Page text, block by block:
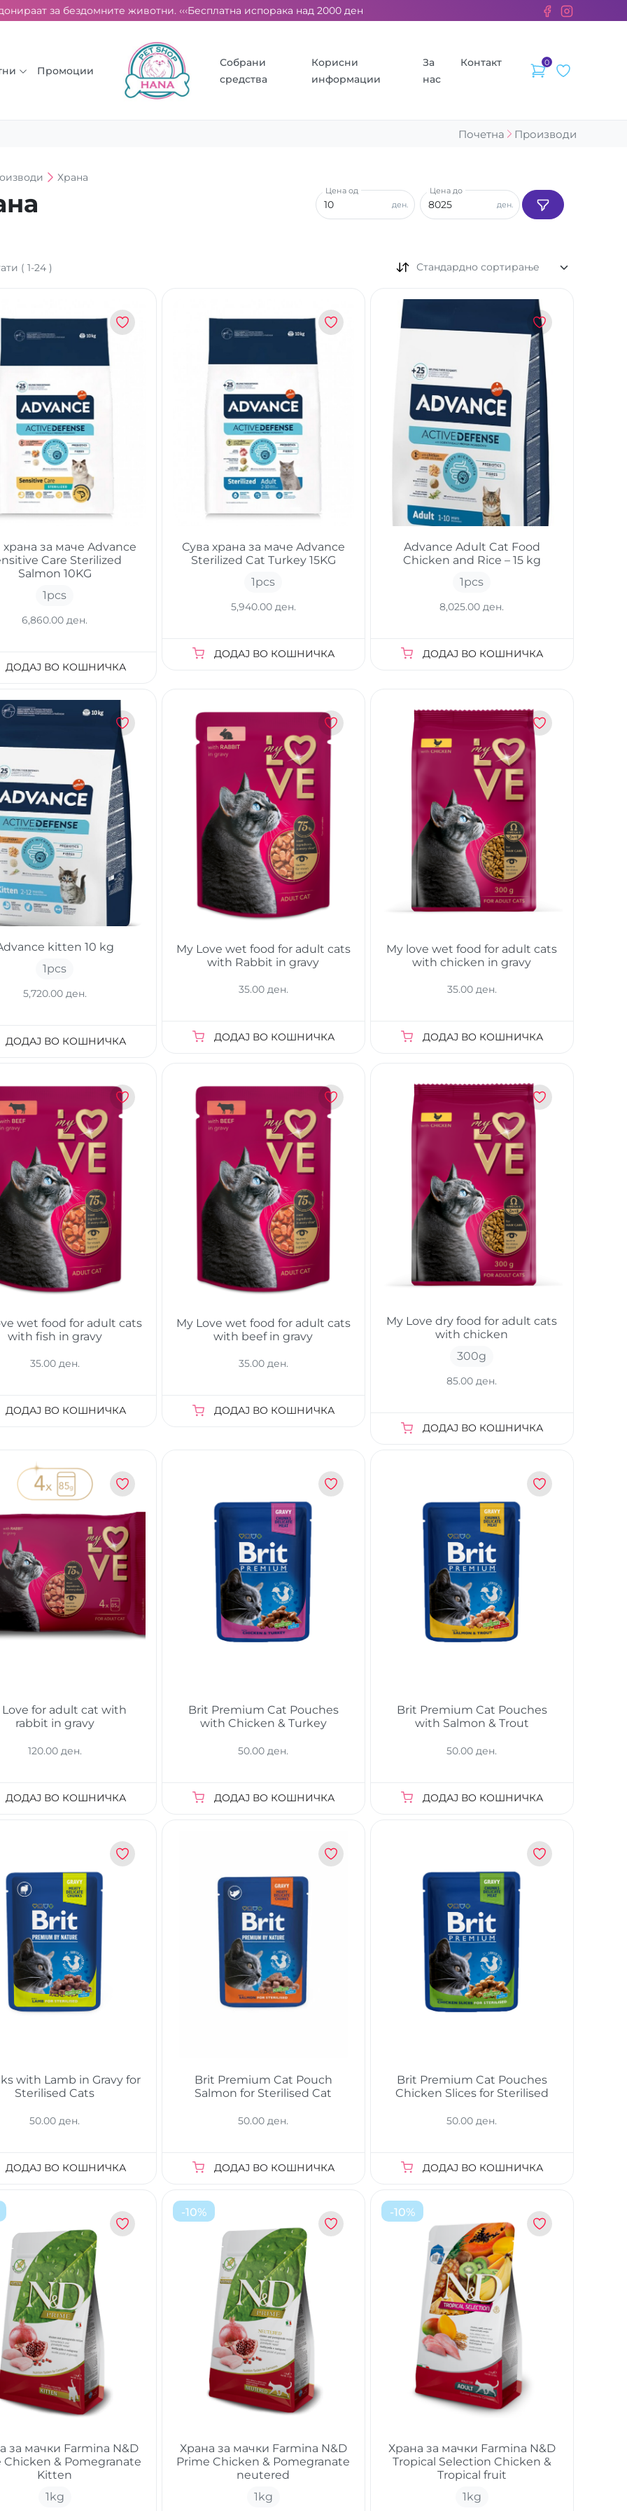
за бездомните животни. ‹‹‹Бесплатна испорака над 2000 ден. ››› 2% од секоја сметка се донираат за бездомните
Промоции
Собрани
средства
Корисни
информации
За
нас
Контакт 0
Почетна Производи
Храна
ден.
Цена од
ден.
Цена до
( 1-24) Стандардно сортирање
храна за маче Advance
Care Sterilized
Salmon 10KG
1pcs
6,860.00 ден.
ДОДАЈ ВО КОШНИЧКА
Сува храна за маче Advance
Sterilized Cat Turkey 15KG
1pcs
5,940.00 ден.
ДОДАЈ ВО КОШНИЧКА
Advance Adult Cat Food
Chicken and Rice – 15 kg
1pcs
8,025.00 ден.
ДОДАЈ ВО КОШНИЧКА
kitten 10 kg
1pcs
5,720.00 ден.
ДОДАЈ ВО КОШНИЧКА
My Love wet food for adult cats
with Rabbit in gravy
35.00 ден.
ДОДАЈ ВО КОШНИЧКА
My love wet food for adult cats
with chicken in gravy
35.00 ден.
ДОДАЈ ВО КОШНИЧКА
wet food for adult cats
with fish in gravy
35.00 ден.
ДОДАЈ ВО КОШНИЧКА
My Love wet food for adult cats
with beef in gravy
35.00 ден.
ДОДАЈ ВО КОШНИЧКА
My Love dry food for adult cats
with chicken
300g
85.00 ден.
ДОДАЈ ВО КОШНИЧКА
Love for adult cat with
rabbit in gravy
120.00 ден.
ДОДАЈ ВО КОШНИЧКА
Brit Premium Cat Pouches
with Chicken & Turkey
50.00 ден.
ДОДАЈ ВО КОШНИЧКА
Brit Premium Cat Pouches
with Salmon & Trout
50.00 ден.
ДОДАЈ ВО КОШНИЧКА
with Lamb in Gravy for
Sterilised Cats
50.00 ден.
ДОДАЈ ВО КОШНИЧКА
Brit Premium Cat Pouch
Salmon for Sterilised Cat
50.00 ден.
ДОДАЈ ВО КОШНИЧКА
Brit Premium Cat Pouches
Chicken Slices for Sterilised
50.00 ден.
ДОДАЈ ВО КОШНИЧКА
за мачки Farmina N&D
Chickеn & Pomegranate
Kitten
1kg
-10%
Храна за мачки Farmina N&D
Prime Chickеn & Pomegranate
neutered
1kg
-10%
Храна за мачки Farmina N&D
Tropical Selection Chicken &
Tropical fruit
1kg